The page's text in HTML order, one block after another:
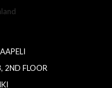
2ND FLOOR